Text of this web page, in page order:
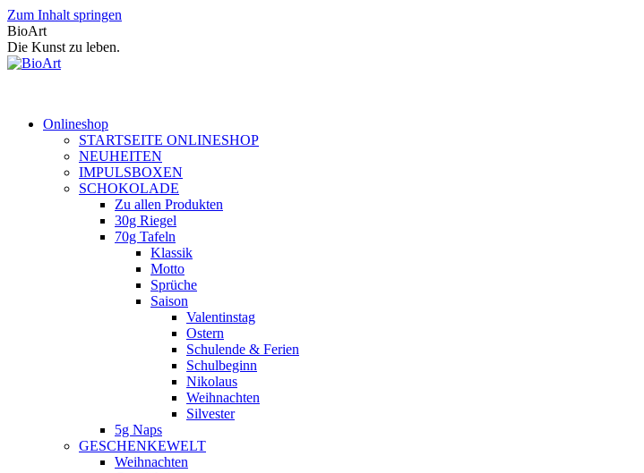
Zum Inhalt springen
BioArt
Die Kunst zu leben.
Onlineshop
STARTSEITE ONLINESHOP
NEUHEITEN
IMPULSBOXEN
SCHOKOLADE
Zu allen Produkten
30g Riegel
70g Tafeln
Klassik
Motto
Sprüche
Saison
Valentinstag
Ostern
Schulende & Ferien
Schulbeginn
Nikolaus
Weihnachten
Silvester
5g Naps
GESCHENKEWELT
Weihnachten